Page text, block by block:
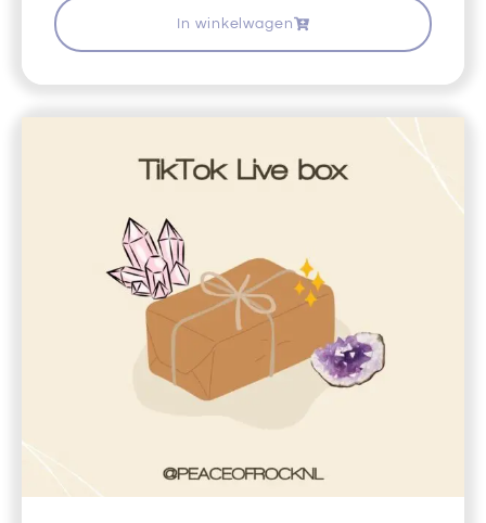
In winkelwagen